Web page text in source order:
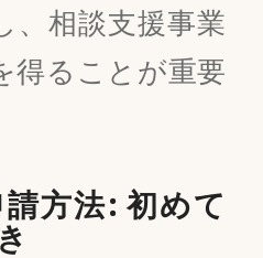
、相談支援事業
得ることが重要
方法: 初めて